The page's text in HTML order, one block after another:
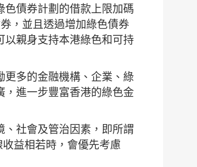
債券計劃的借款上限加碼
，並且透過增加綠色債券
以親身支持本港綠色和可持
更多的金融機構、企業、綠
，進一步豐富香港的綠色金
社會及管治因素，即所謂
益相若時，會優先考慮